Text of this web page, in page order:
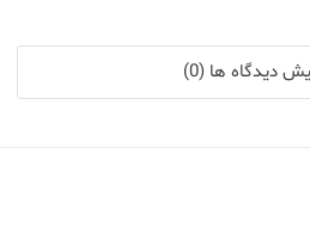
دیدگاه ها (0)